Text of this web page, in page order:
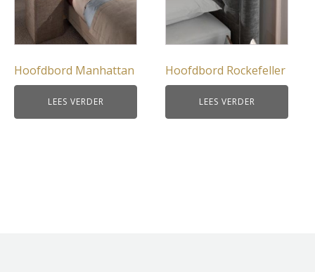
Hoofdbord Manhattan
LEES VERDER
Hoofdbord Rockefeller
LEES VERDER